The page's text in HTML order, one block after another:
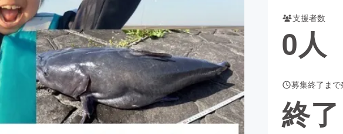
チャレンジ ビューティー・ヘルスケア
CAMPFIRE for Social GoodCAMPFIRE Creation
CAMPFIREふるさと納税machi-yaコミュニティ
支援者数
0人
募集終了まで
終了